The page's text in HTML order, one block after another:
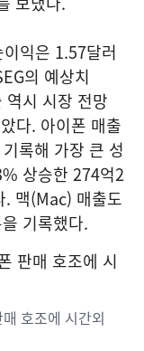
익은 1.57달러
의 예상치
시 시장 전망
다. 아이폰 매출
록해 가장 큰 성
상승한 274억2
. 맥(Mac) 매출도
기록했다.
호조에 시간외